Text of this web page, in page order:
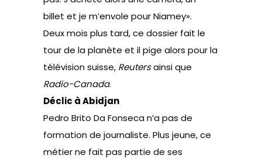
billet et je m’envole pour Niamey».
Deux mois plus tard, ce dossier fait le
tour de la planète et il pige alors pour la
télévision suisse, Reutersainsi que
Radio-Canada.
Déclic à Abidjan
Pedro Brito Da Fonseca n’a pas de
formation de journaliste. Plus jeune, ce
métier ne fait pas partie de ses